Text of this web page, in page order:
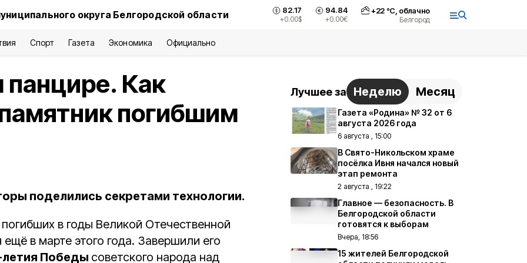
округа Белгородской области 82.17
+0.00$
94.84
+0.00€
+22°С, облачно
Белгород
Спорт Газета Экономика Официально
Как
погибшим
поделились секретами технологии.
в годы Великой Отечественной
в марте этого года. Завершили его
Победы советского народа над
Лучшее за Неделю Месяц
Газета «Родина» № 32 от 6
августа 2026 года
6 августа , 15:00
В Свято-Никольском храме
посёлка Ивня начался новый
этап ремонта
2 августа , 19:22
Главное — безопасность. В
Белгородской области
готовятся к выборам
Вчера, 18:56
15 жителей Белгородской